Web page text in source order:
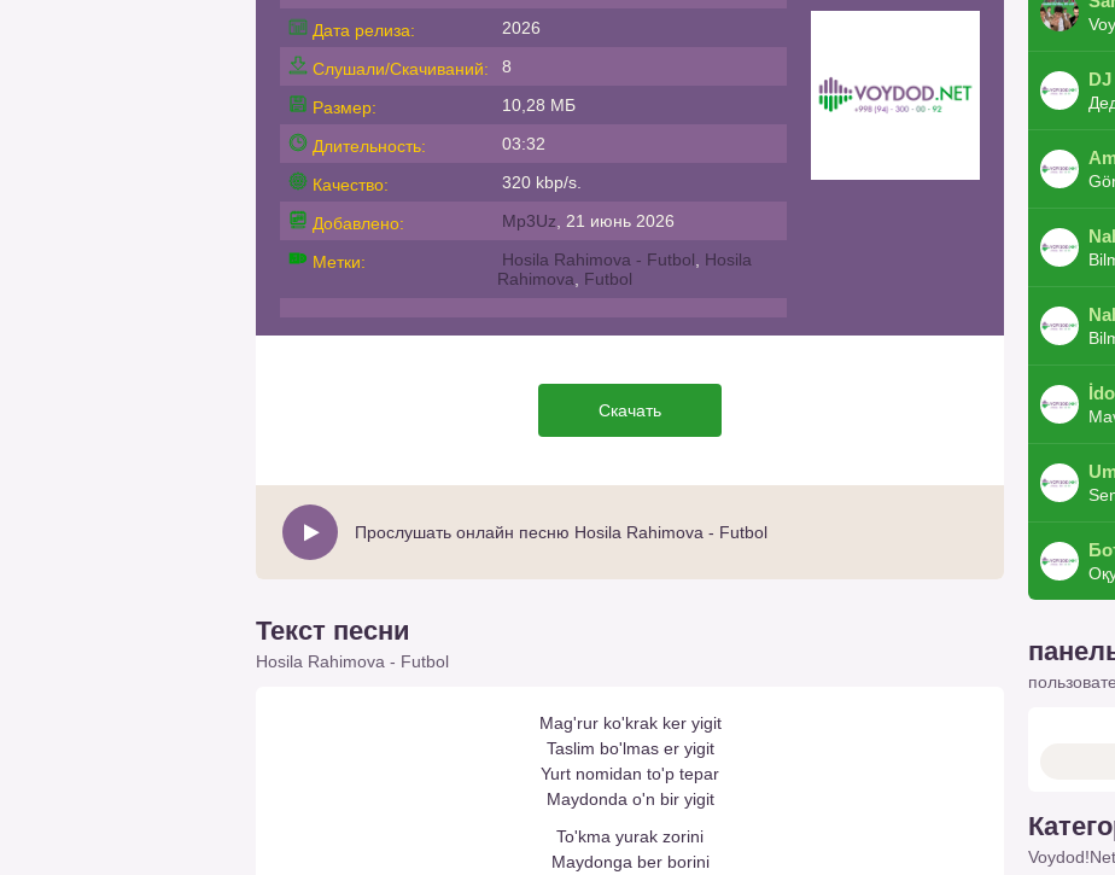
Дата релиза: 2026
Слушали/Скачиваний: 8
Размер: 10,28 МБ
Длительность: 03:32
Качество: 320 kbp/s.
Добавлено: Mp3Uz , 21 июнь 2026
Метки: Hosila Rahimova - Futbol
Hosila
Rahimova
Futbol
Скачать
Прослушать онлайн песню Hosila Rahimova - Futbol
Текст песни
Hosila Rahimova - Futbol
Mag'rur ko'krak ker yigit
Taslim bo'lmas er yigit
Yurt nomidan to'p tepar
Maydonda o'n bir yigit
To'kma yurak zorini
Maydonga ber borini
Voydod!Net